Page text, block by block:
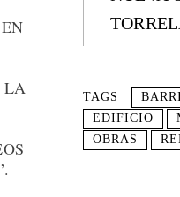
LA
TAGS
EDIFICIO
OBRAS